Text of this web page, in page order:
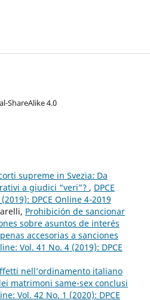
ShareAlike 4.0
supreme in Svezia: Da
a giudici “veri”? , DPCE
DPCE Online 4-2019
Prohibición de sancionar
sobre asuntos de interés
accesorias a sanciones
Vol. 41 No. 4 (2019): DPCE
nell’ordinamento italiano
matrimoni same-sex conclusi
Vol. 42 No. 1 (2020): DPCE